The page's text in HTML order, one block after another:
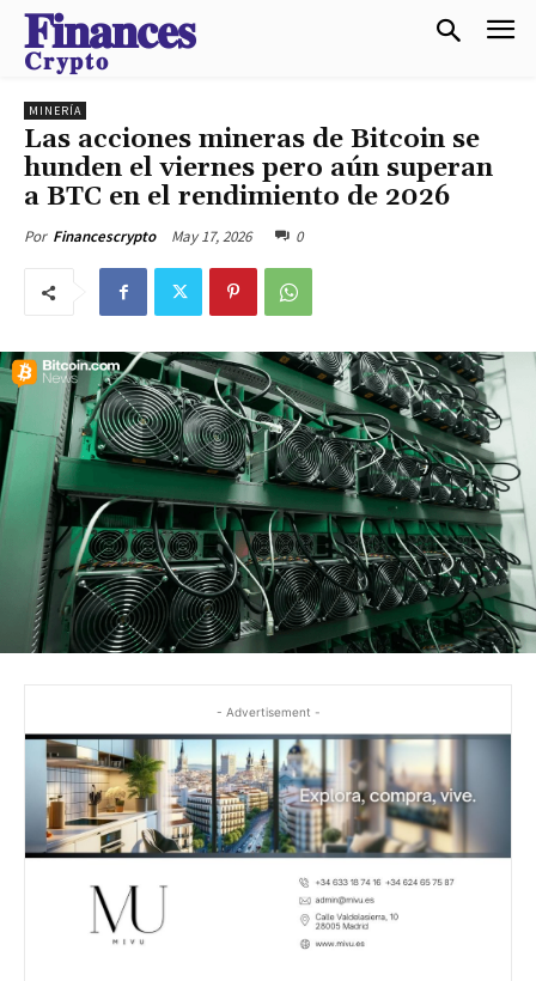
𝐅𝐢𝐧𝐚𝐧𝐜𝐞𝐬
𝐂𝐫𝐲𝐩𝐭𝐨
MINERÍA
Las acciones mineras de Bitcoin se
hunden el viernes pero aún superan
a BTC en el rendimiento de 2026
Por Financescrypto May 17, 2026 0
- Advertisement -